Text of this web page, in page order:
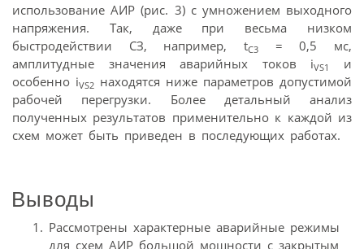
использование АИР (рис. 3) с умножением выходного
напряжения. Так, даже при весьма низком
быстродействии СЗ, например, tC3
= 0,5 мс,
амплитудные значения аварийных токов iVS1
и
особенно iVS2 находятся ниже параметров допустимой
рабочей перегрузки. Более детальный анализ
полученных результатов применительно к каждой из
схем может быть приведен в последующих работах.
Выводы
Рассмотрены характерные аварийные режимы
для схем АИР большой мощности с закрытым